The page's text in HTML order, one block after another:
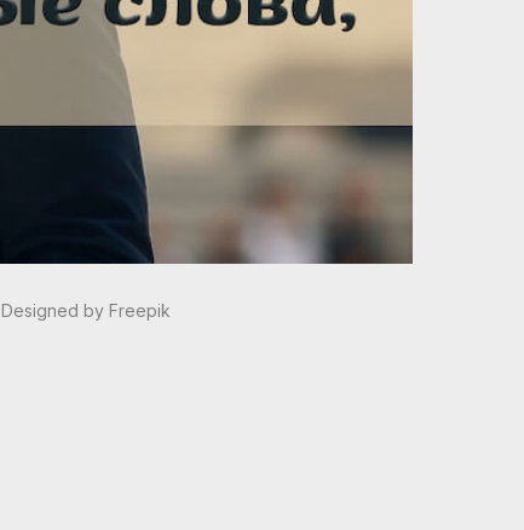
Designed by Freepik